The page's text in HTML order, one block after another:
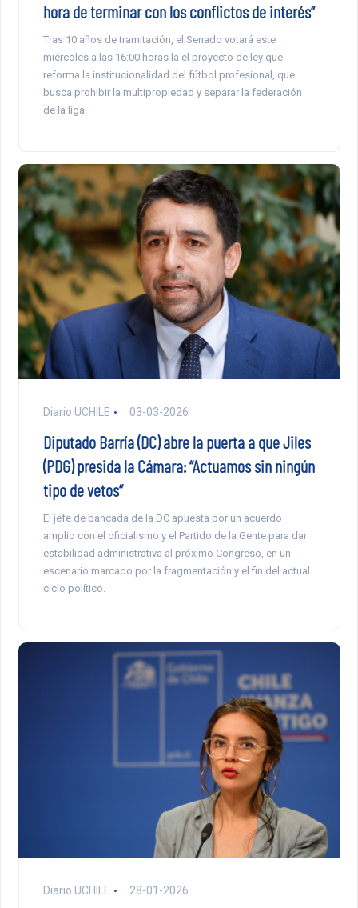
hora de terminar con los conflictos de interés”
Tras 10 años de tramitación, el Senado votará este
miércoles a las 16:00 horas la el proyecto de ley que
reforma la institucionalidad del fútbol profesional, que
busca prohibir la multipropiedad y separar la federación
de la liga.
Diario UCHILE 03-03-2026
Diputado Barría (DC) abre la puerta a que Jiles
(PDG) presida la Cámara: “Actuamos sin ningún
tipo de vetos”
El jefe de bancada de la DC apuesta por un acuerdo
amplio con el oficialismo y el Partido de la Gente para dar
estabilidad administrativa al próximo Congreso, en un
escenario marcado por la fragmentación y el fin del actual
ciclo político.
Diario UCHILE 28-01-2026